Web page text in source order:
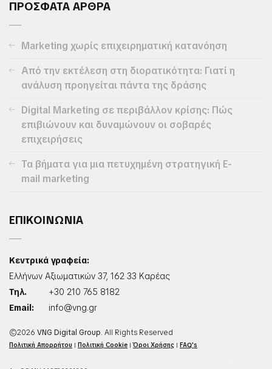
ΠΡΟΣΦΑΤΑ ΑΡΘΡΑ
Marketing χωρίς επιχειρηματική κατανόηση
Από την εκτέλεση στη διορατικότητα: Γιατί η
ανάλυση προηγείται πάντα της δράσης
Digital Marketing σε περιβάλλον κρίσης: Πώς
επιβιώνουν και δυναμώνουν οι σοβαρές
επιχειρήσεις
Τα βήματα για μια πετυχημένη στρατηγική E-
mail marketing
ΕΠΙΚΟΙΝΩΝΙΑ
Κεντρικά γραφεία:
Ελλήνων Αξιωματικών 37, 162 33 Καρέας
Τηλ.
+30 210 765 8182
Email:
info@vng.gr
©2026 VNG Digital Group. All Rights Reserved
Πολιτική Απορρήτου | Πολιτική Cookie |Όροι Χρήσης | FAQ's